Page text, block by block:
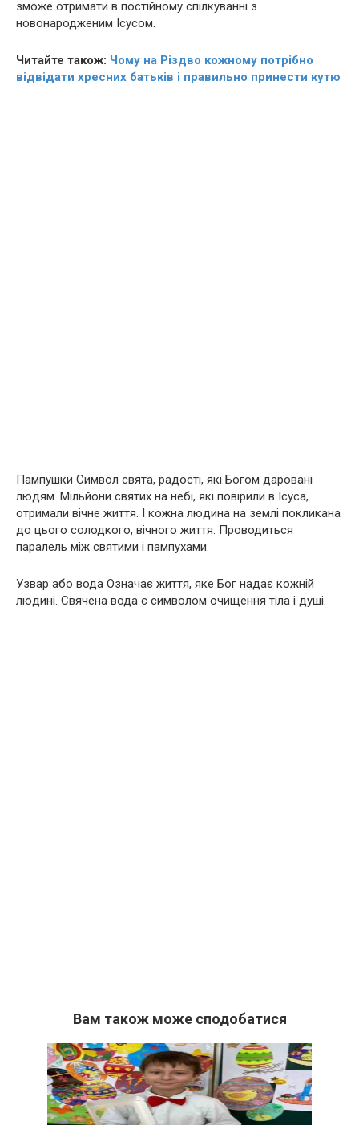
зможе отримати в постійному спілкуванні з
новонародженим Ісусом.
Читайте також: Чому на Різдво кожному потрібно
відвідати хресних батьків і правильно принести кутю
Пампушки Символ свята, радості, які Богом даровані
людям. Мільйони святих на небі, які повірили в Ісуса,
отримали вічне життя. І кожна людина на землі покликана
до цього солодкого, вічного життя. Проводиться
паралель між святими і пампухами.
Узвар або вода Означає життя, яке Бог надає кожній
людині. Свячена вода є символом очищення тіла і дyші.
Вам також може сподобатися